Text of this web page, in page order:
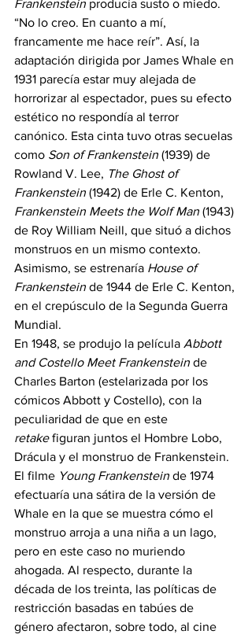
Frankenstein producía susto o miedo.
“No lo creo. En cuanto a mí,
francamente me hace reír”. Así, la
adaptación dirigida por James Whale en
1931 parecía estar muy alejada de
horrorizar al espectador, pues su efecto
estético no respondía al terror
canónico. Esta cinta tuvo otras secuelas
como Son of Frankenstein (1939) de
Rowland V. Lee, The Ghost of
Frankenstein (1942) de Erle C. Kenton,
Frankenstein Meets the Wolf Man (1943)
de Roy William Neill, que situó a dichos
monstruos en un mismo contexto.
Asimismo, se estrenaría House of
Frankenstein de 1944 de Erle C. Kenton,
en el crepúsculo de la Segunda Guerra
Mundial.
En 1948, se produjo la película Abbott
and Costello Meet Frankenstein de
Charles Barton (estelarizada por los
cómicos Abbott y Costello), con la
peculiaridad de que en este
retake figuran juntos el Hombre Lobo,
Drácula y el monstruo de Frankenstein.
El filme Young Frankenstein de 1974
efectuaría una sátira de la versión de
Whale en la que se muestra cómo el
monstruo arroja a una niña a un lago,
pero en este caso no muriendo
ahogada. Al respecto, durante la
década de los treinta, las políticas de
restricción basadas en tabúes de
género afectaron, sobre todo, al cine